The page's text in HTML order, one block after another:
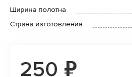
Ширина полотна
Страна изготовления
250 ₽